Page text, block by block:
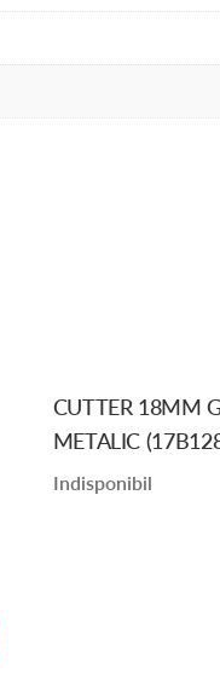
CUTTER 18MM
METALIC
Indisponibil